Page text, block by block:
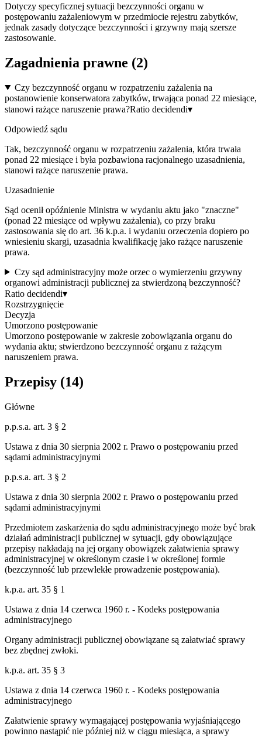
Dotyczy specyficznej sytuacji bezczynności organu w
postępowaniu zażaleniowym w przedmiocie rejestru zabytków,
jednak zasady dotyczące bezczynności i grzywny mają szersze
zastosowanie.
Zagadnienia prawne (2)
Czy bezczynność organu w rozpatrzeniu zażalenia na
postanowienie konserwatora zabytków, trwająca ponad 22 miesiące,
stanowi rażące naruszenie prawa?Ratio decidendi▾
Odpowiedź sądu
Tak, bezczynność organu w rozpatrzeniu zażalenia, która trwała
ponad 22 miesiące i była pozbawiona racjonalnego uzasadnienia,
stanowi rażące naruszenie prawa.
Uzasadnienie
Sąd ocenił opóźnienie Ministra w wydaniu aktu jako "znaczne"
(ponad 22 miesiące od wpływu zażalenia), co przy braku
zastosowania się do art. 36 k.p.a. i wydaniu orzeczenia dopiero po
wniesieniu skargi, uzasadnia kwalifikację jako rażące naruszenie
prawa.
Czy sąd administracyjny może orzec o wymierzeniu grzywny
organowi administracji publicznej za stwierdzoną bezczynność?
Ratio decidendi▾
Rozstrzygnięcie
Decyzja
Umorzono postępowanie
Umorzono postępowanie w zakresie zobowiązania organu do
wydania aktu; stwierdzono bezczynność organu z rażącym
naruszeniem prawa.
Przepisy (14)
Główne
p.p.s.a. art. 3 § 2
Ustawa z dnia 30 sierpnia 2002 r. Prawo o postępowaniu przed
sądami administracyjnymi
p.p.s.a. art. 3 § 2
Ustawa z dnia 30 sierpnia 2002 r. Prawo o postępowaniu przed
sądami administracyjnymi
Przedmiotem zaskarżenia do sądu administracyjnego może być brak
działań administracji publicznej w sytuacji, gdy obowiązujące
przepisy nakładają na jej organy obowiązek załatwienia sprawy
administracyjnej w określonym czasie i w określonej formie
(bezczynność lub przewlekłe prowadzenie postępowania).
k.p.a. art. 35 § 1
Ustawa z dnia 14 czerwca 1960 r. - Kodeks postępowania
administracyjnego
Organy administracji publicznej obowiązane są załatwiać sprawy
bez zbędnej zwłoki.
k.p.a. art. 35 § 3
Ustawa z dnia 14 czerwca 1960 r. - Kodeks postępowania
administracyjnego
Załatwienie sprawy wymagającej postępowania wyjaśniającego
powinno nastąpić nie później niż w ciągu miesiąca, a sprawy